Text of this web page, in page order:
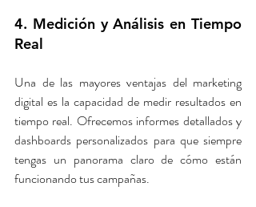
4. Medición y Análisis en Tiempo
Real
Una de las mayores ventajas del marketing
digital es la capacidad de medir resultados en
tiempo real. Ofrecemos informes detallados y
dashboards personalizados para que siempre
tengas un panorama claro de cómo están
funcionando tus campañas.